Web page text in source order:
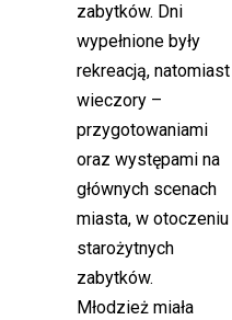
zabytków. Dni
wypełnione były
rekreacją, natomiast
wieczory –
przygotowaniami
oraz występami na
głównych scenach
miasta, w otoczeniu
starożytnych
zabytków.
Młodzież miała